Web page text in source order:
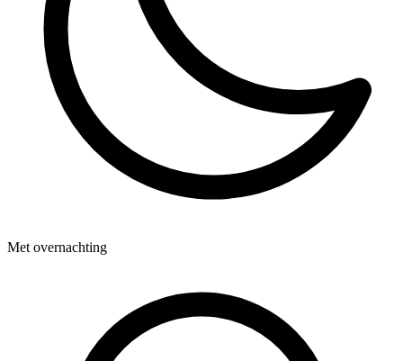
Met overnachting